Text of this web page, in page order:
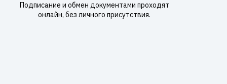
Подписание и обмен документами проходят
онлайн, без личного присутствия.